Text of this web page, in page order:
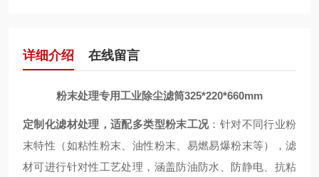
详细介绍 在线留言
粉末处理专用工业除尘滤筒325*220*660mm
定制化滤材处理，适配多类型粉末工况：针对不同行业粉
末特性（如粘性粉末、油性粉末、易燃易爆粉末等），滤
材可进行针对性工艺处理，涵盖防油防水、防静电、抗粘